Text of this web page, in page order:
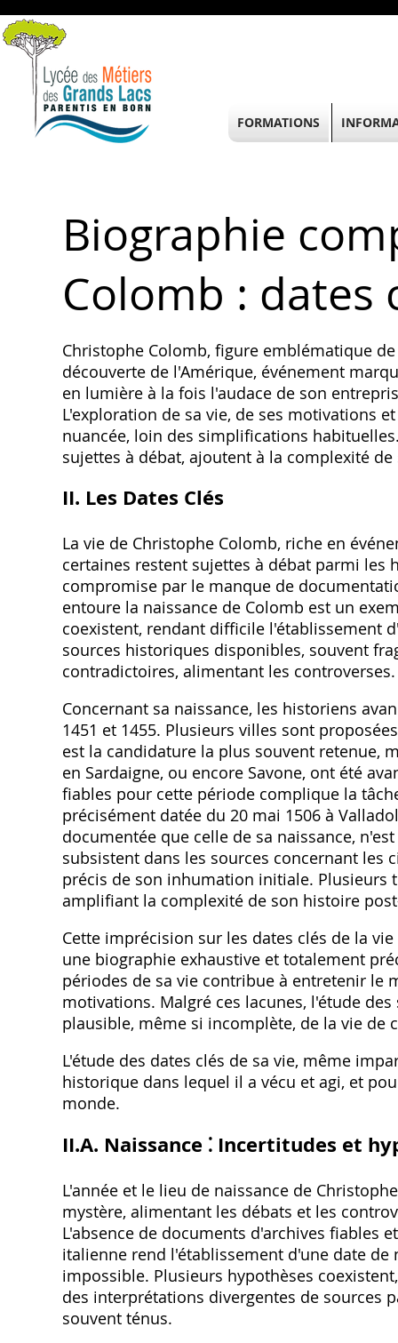
Biographie
Colomb : dates
Christophe Colomb, figure emblématique
découverte de l'Amérique, événement
en lumière à la fois l'audace de son
L'exploration de sa vie, de ses motivations
nuancée, loin des simplifications
sujettes à débat, ajoutent à la complexité
II. Les Dates Clés
La vie de Christophe Colomb, riche en
certaines restent sujettes à débat parmi les
compromise par le manque de
entoure la naissance de Colomb est un
coexistent, rendant difficile l'établissement
sources historiques disponibles, souvent
contradictoires, alimentant les
Concernant sa naissance, les historiens
1451 et 1455. Plusieurs villes sont
est la candidature la plus souvent retenue,
en Sardaigne, ou encore Savone, ont été
fiables pour cette période complique la
précisément datée du 20 mai 1506 à
documentée que celle de sa naissance,
subsistent dans les sources concernant les
précis de son inhumation initiale. Plusieurs
amplifiant la complexité de son histoire
Cette imprécision sur les dates clés de la
une biographie exhaustive et totalement
périodes de sa vie contribue à entretenir le
motivations. Malgré ces lacunes, l'étude
plausible, même si incomplète, de la vie de
L'étude des dates clés de sa vie, même
historique dans lequel il a vécu et agi, et
monde.
II.A. Naissance ⁚ Incertitudes et
L'année et le lieu de naissance de
mystère, alimentant les débats et les
L'absence de documents d'archives fiables
italienne rend l'établissement d'une date
impossible. Plusieurs hypothèses
des interprétations divergentes de sources
souvent ténus.
FORMATIONS